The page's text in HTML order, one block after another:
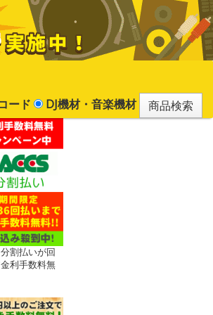
ード DJ機材・音楽機材
割払いが回
利手数料無